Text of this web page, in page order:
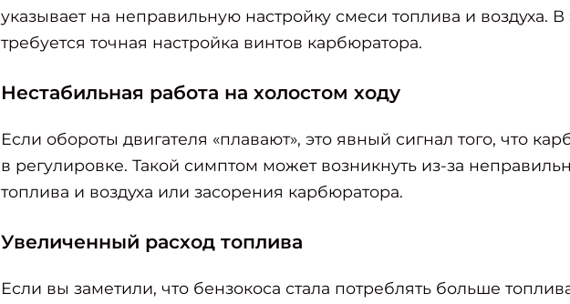
указывает на неправильную настройку смеси топлива и воздуха. В
требуется точная настройка винтов карбюратора.
Нестабильная работа на холостом ходу
Если обороты двигателя «плавают», это явный сигнал того, что
в регулировке. Такой симптом может возникнуть из-за
топлива и воздуха или засорения карбюратора.
Увеличенный расход топлива
Если вы заметили, что бензокоса стала потреблять больше